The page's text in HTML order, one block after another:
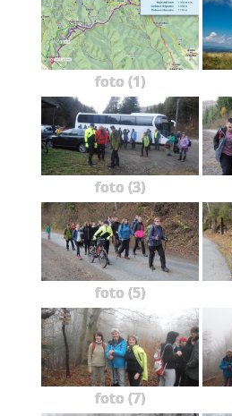
foto (1)
foto (3)
foto (5)
foto (7)